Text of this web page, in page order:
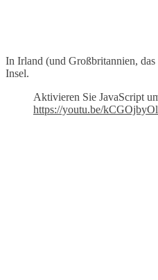
In Irland (und Großbritannien,
Insel.
Aktivieren Sie JavaScript
https://youtu.be/